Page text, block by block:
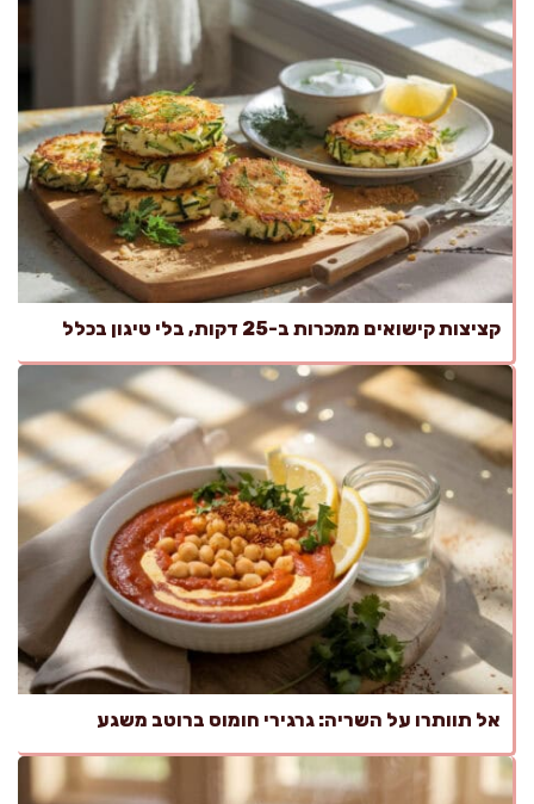
קציצות קישואים ממכרות ב-25 דקות, בלי טיגון בכלל
אל תוותרו על השריה: גרגירי חומוס ברוטב משגע